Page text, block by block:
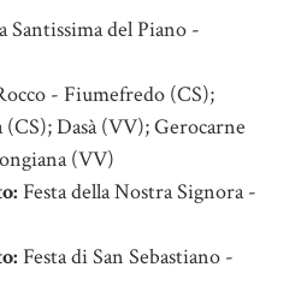
Santissima del Piano -
- Fiumefredo (CS);
Dasà (VV); Gerocarne
(VV)
Festa della Nostra Signora -
Festa di San Sebastiano -